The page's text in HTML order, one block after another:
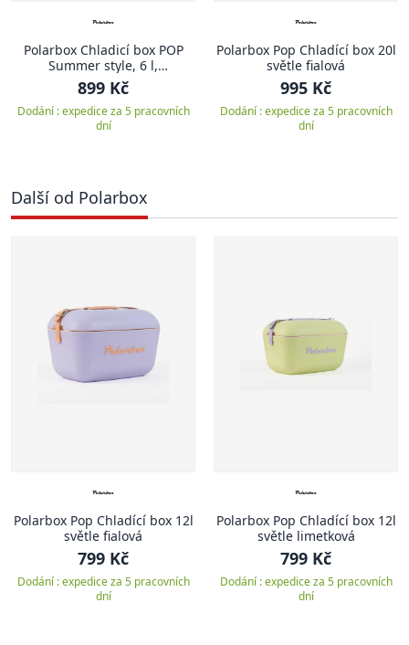
Polarbox Chladicí box POP
Summer style, 6 l,
tyrkysová/růžová
899 Kč
Dodání : expedice za 5 pracovních
dní
Polarbox Pop Chladící box 20l
světle fialová
995 Kč
Dodání : expedice za 5 pracovních
dní
Další od Polarbox
Polarbox Pop Chladící box 12l
světle fialová
799 Kč
Dodání : expedice za 5 pracovních
dní
Polarbox Pop Chladící box 12l
světle limetková
799 Kč
Dodání : expedice za 5 pracovních
dní